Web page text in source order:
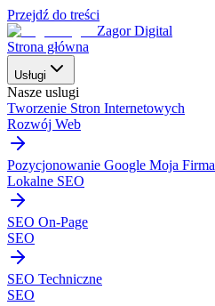
Przejdź do treści
Zagor Digital
Strona główna
Usługi
Nasze uslugi
Tworzenie Stron Internetowych
Rozwój Web
Pozycjonowanie Google Moja Firma
Lokalne SEO
SEO On-Page
SEO
SEO Techniczne
SEO